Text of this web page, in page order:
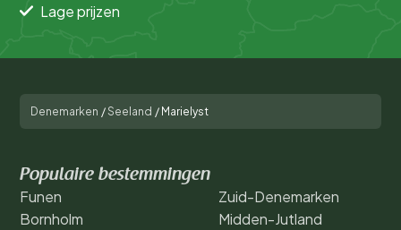
Lage prijzen
Denemarken /Seeland / Marielyst
Populaire bestemmingen
Funen
Bornholm
Zuid-Denemarken
Midden-Jutland